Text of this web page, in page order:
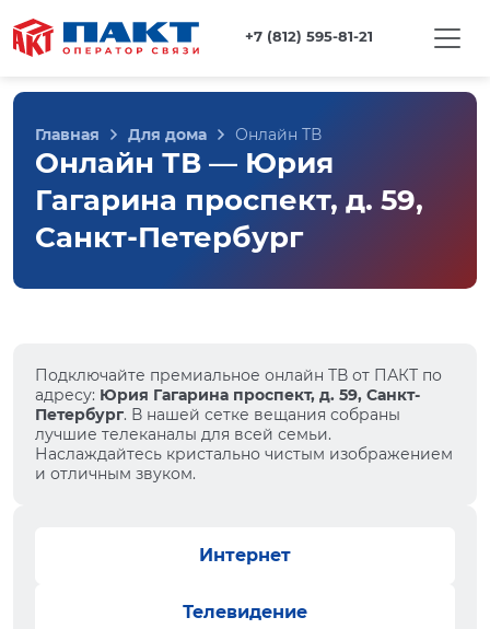
+7 (812) 595-81-21
Главная Для дома Онлайн ТВ
Онлайн ТВ — Юрия
Гагарина проспект, д. 59,
Санкт-Петербург
Подключайте премиальное онлайн ТВ от ПАКТ по
адресу: Юрия Гагарина проспект, д. 59, Санкт-
Петербург. В нашей сетке вещания собраны
лучшие телеканалы для всей семьи.
Наслаждайтесь кристально чистым изображением
и отличным звуком.
Интернет
Телевидение